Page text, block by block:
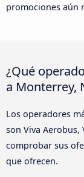
promociones aún
¿Qué
a Monterrey,
Los operadores
son Viva Aerobus,
comprobar sus
que ofrecen.